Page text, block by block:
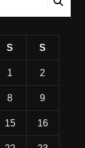
S S
1 2
8 9
15 16